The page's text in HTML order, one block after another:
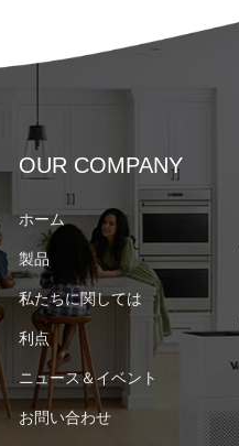
OUR COMPANY
ホーム
製品
私たちに関しては
利点
ニュース＆イベント
お問い合わせ